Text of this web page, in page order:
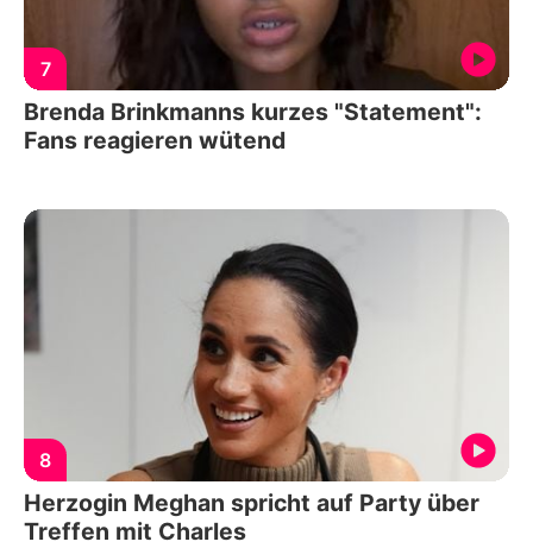
7
Brenda Brinkmanns kurzes "Statement":
Fans reagieren wütend
8
Herzogin Meghan spricht auf Party über
Treffen mit Charles